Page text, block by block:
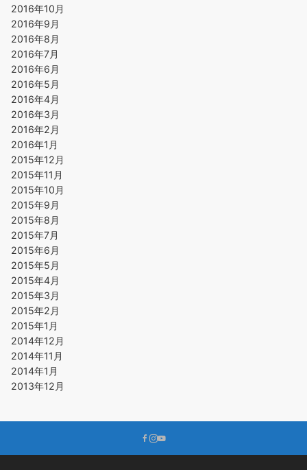
2016年10月
2016年9月
2016年8月
2016年7月
2016年6月
2016年5月
2016年4月
2016年3月
2016年2月
2016年1月
2015年12月
2015年11月
2015年10月
2015年9月
2015年8月
2015年7月
2015年6月
2015年5月
2015年4月
2015年3月
2015年2月
2015年1月
2014年12月
2014年11月
2014年1月
2013年12月